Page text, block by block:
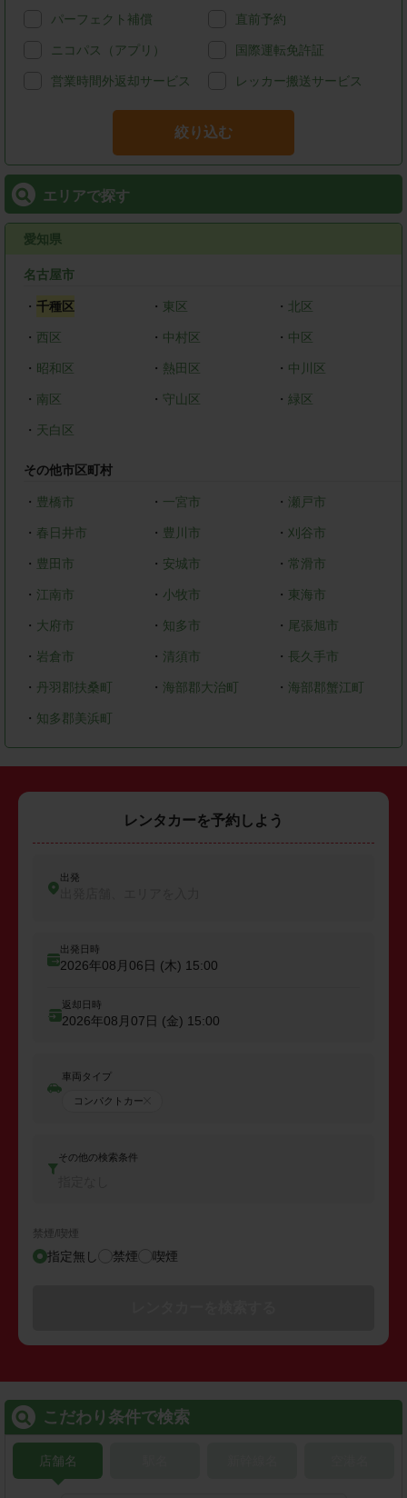
パーフェクト補償 直前予約
ニコパス（アプリ） 国際運転免許証
営業時間外返却サービス レッカー搬送サービス
絞り込む
エリアで探す
愛知県
名古屋市
・ 千種区 ・ 東区 ・ 北区
・ 西区 ・ 中村区 ・ 中区
・ 昭和区 ・ 熱田区 ・ 中川区
・ 南区 ・ 守山区 ・ 緑区
・ 天白区
その他市区町村
・ 豊橋市 ・ 一宮市 ・瀬戸市
・ 春日井市 ・ 豊川市 ・ 刈谷市
・ 豊田市 ・ 安城市 ・ 常滑市
・ 江南市 ・ 小牧市 ・ 東海市
・ 大府市 ・ 知多市 ・ 尾張旭市
・ 岩倉市 ・ 清須市 ・ 長久手市
・ 丹羽郡扶桑町 ・ 海部郡大治町 ・ 海部郡蟹江町
・ 知多郡美浜町
レンタカーを予約しよう
出発
出発日時
2026年08月06日 (木) 15:00
返却日時
2026年08月07日 (金) 15:00
車両タイプ
コンパクトカー
その他の検索条件
禁煙/喫煙
指定無し 禁煙 喫煙
こだわり条件で検索
店舗名